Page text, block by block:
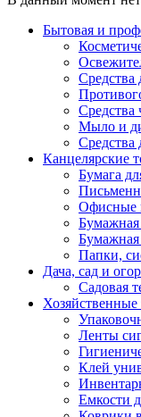
Бытовая и
Средства
Мыло и
Средства
Канцелярские
Бумага
Офисные
Бумажная
Папки,
Дача, сад и
Садовая
Ленты
Клей
Емкости